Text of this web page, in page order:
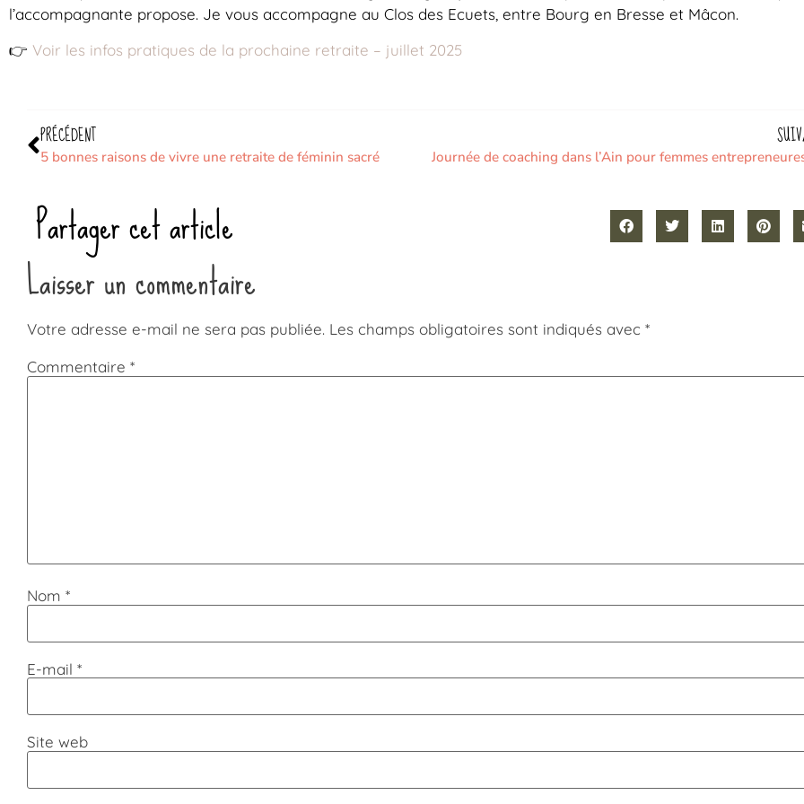
l’accompagnante propose. Je vous accompagne au Clos des Ecuets, entre Bourg en Bresse et Mâcon.
👉 Voir les infos pratiques de la prochaine retraite – juillet 2025
PRÉCÉDENT
5 bonnes raisons de vivre une retraite de féminin sacré
Partager cet article
Laisser un commentaire
Votre adresse e-mail ne sera pas publiée. Les champs obligatoires sont indiqués avec *
Commentaire *
Nom *
E-mail *
Site web